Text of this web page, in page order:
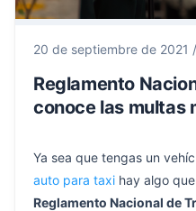
20 de septiembre de 2021 /
Reglamento
conoce las multas
Ya sea que tengas un
auto para taxi hay algo
Reglamento Nacional de